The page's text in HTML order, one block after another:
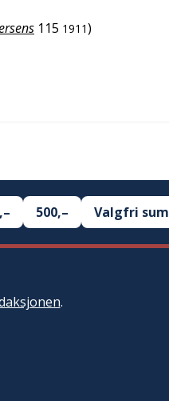
115 1911)
500,– Valgfri sum
.